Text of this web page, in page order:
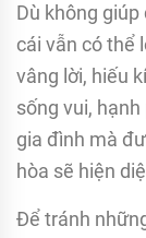
Dù không
cái vẫn có thể
vâng lời, hiếu
sống vui,
gia đình mà
hòa sẽ hiện
Ðể tránh